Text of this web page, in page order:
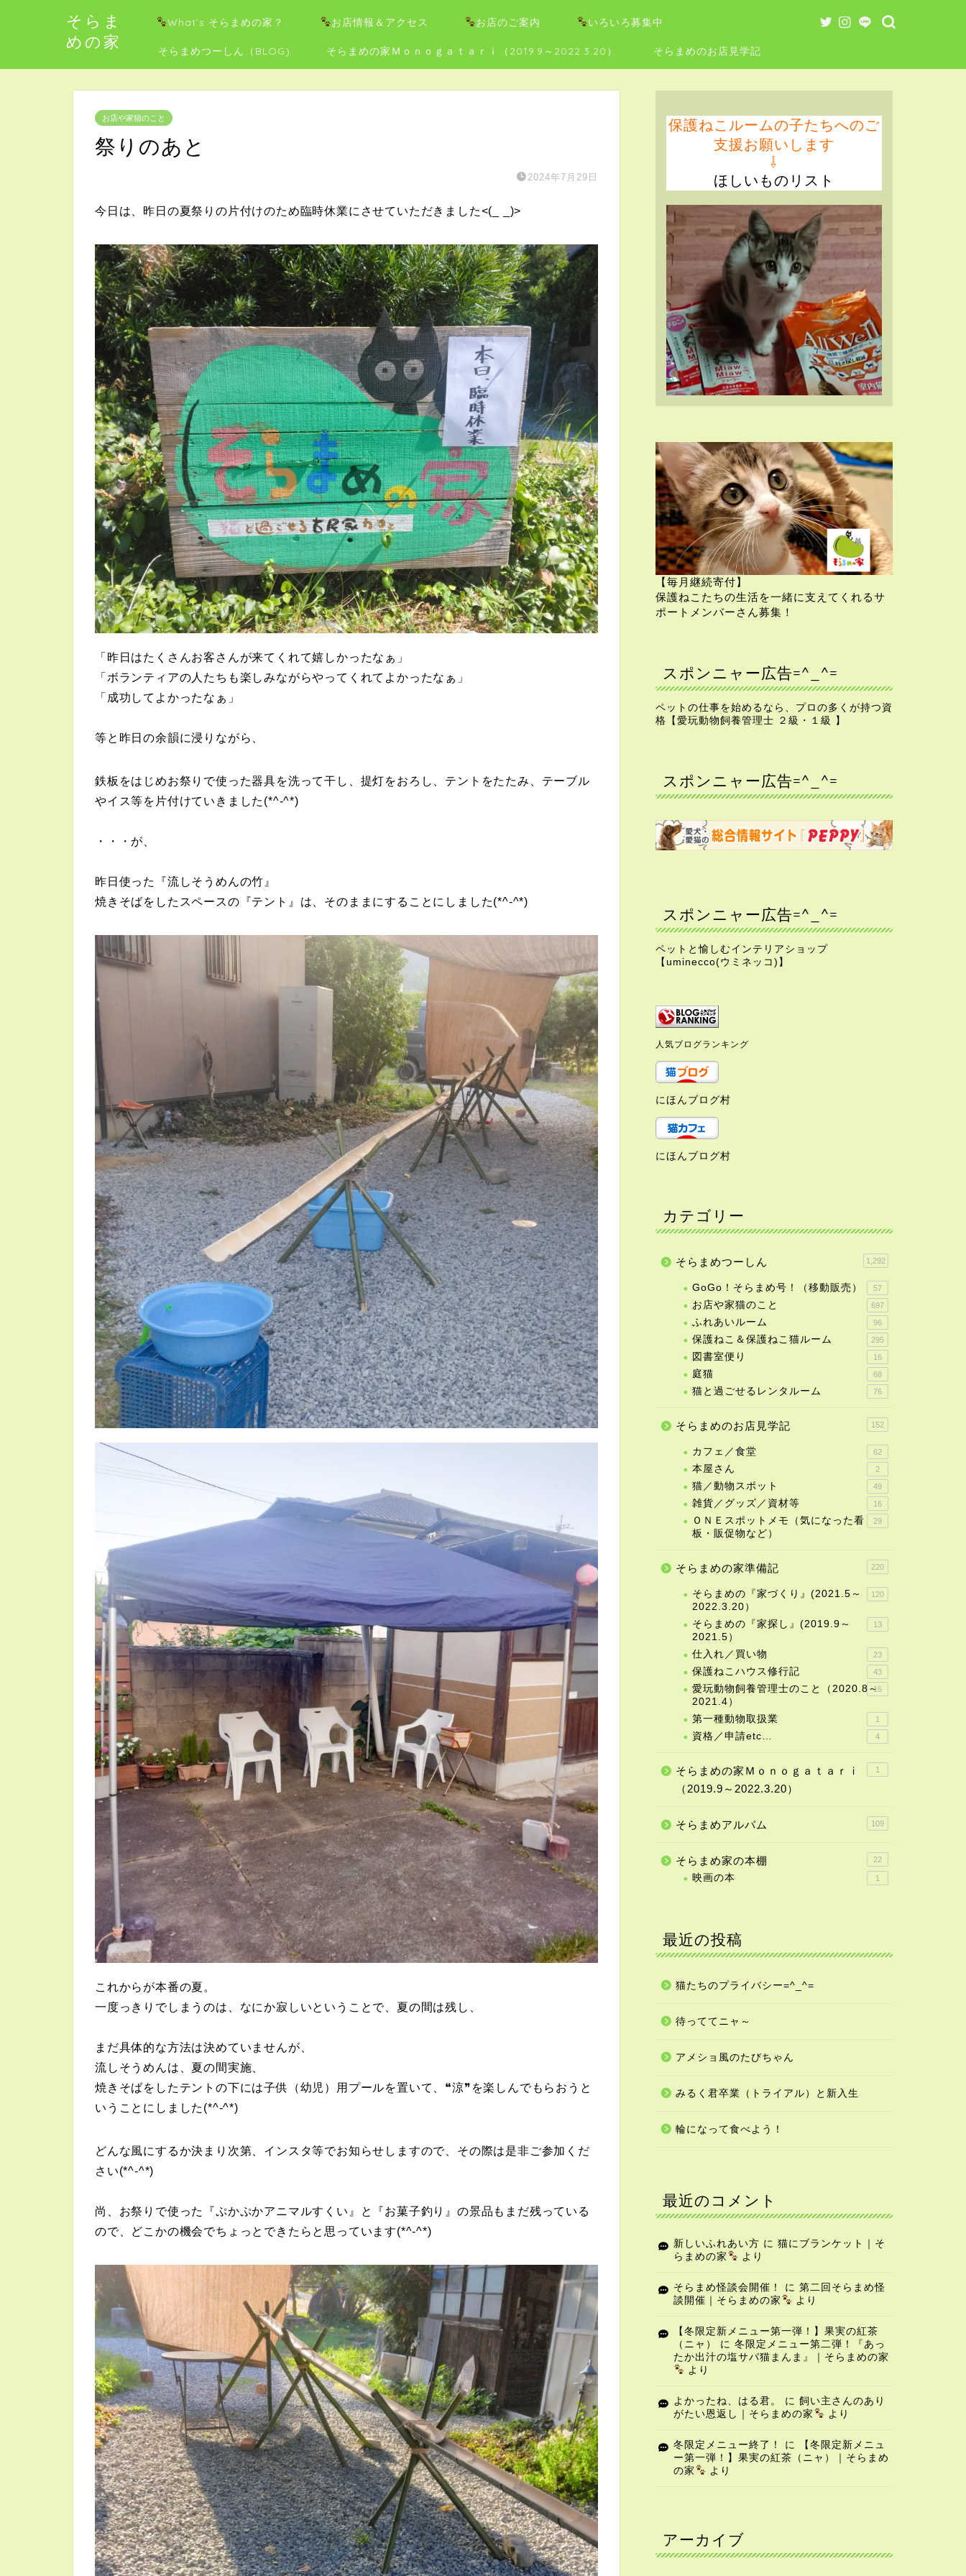
そらま
めの家
What’s そらまめの家？ お店情報＆アクセス お店のご案内 いろいろ募集中
そらまめつーしん（BLOG) そらまめの家Ｍｏｎｏｇａｔａｒｉ（2019.9～2022.3.20） そらまめのお店見学記
お店や家猫のこと
祭りのあと
2024年7月29日
今日は、昨日の夏祭りの片付けのため臨時休業にさせていただきました<(_ _)>
「昨日はたくさんお客さんが来てくれて嬉しかったなぁ」
「ボランティアの人たちも楽しみながらやってくれてよかったなぁ」
「成功してよかったなぁ」
等と昨日の余韻に浸りながら、
鉄板をはじめお祭りで使った器具を洗って干し、提灯をおろし、テントをたたみ、テーブル
やイス等を片付けていきました(*^-^*)
・・・が、
昨日使った『流しそうめんの竹』
焼きそばをしたスペースの『テント』は、そのままにすることにしました(*^-^*)
これからが本番の夏。
一度っきりでしまうのは、なにか寂しいということで、夏の間は残し、
まだ具体的な方法は決めていませんが、
流しそうめんは、夏の間実施、
焼きそばをしたテントの下には子供（幼児）用プールを置いて、 ❝涼❞ を楽しんでもらおうと
いうことにしました(*^-^*)
どんな風にするか決まり次第、インスタ等でお知らせしますので、その際は是非ご参加くだ
さい(*^-^*)
尚、お祭りで使った『ぷかぷかアニマルすくい』と『お菓子釣り』の景品もまだ残っている
ので、どこかの機会でちょっとできたらと思っています(*^-^*)
保護ねこルームの子たちへのご
支援お願いします
⇩
ほしいものリスト
【毎月継続寄付】
保護ねこたちの生活を一緒に支えてくれるサ
ポートメンバーさん募集！
スポンニャー広告=^_^=
ペットの仕事を始めるなら、プロの多くが持つ資
格【愛玩動物飼養管理士 ２級・１級 】
スポンニャー広告=^_^=
スポンニャー広告=^_^=
ペットと愉しむインテリアショップ
【uminecco(ウミネッコ)】
人気ブログランキング
にほんブログ村
にほんブログ村
カテゴリー
そらまめつーしん 1,292
GoGo！そらまめ号！（移動販売） 57
お店や家猫のこと 697
ふれあいルーム 96
保護ねこ＆保護ねこ猫ルーム 295
図書室便り 16
庭猫 68
猫と過ごせるレンタルーム 76
そらまめのお店見学記 152
カフェ／食堂 62
本屋さん 2
猫／動物スポット 49
雑貨／グッズ／資材等 16
ＯＮＥスポットメモ（気になった看
板・販促物など）
29
そらまめの家準備記 220
そらまめの『家づくり』(2021.5～
2022.3.20）
120
そらまめの『家探し』(2019.9～
2021.5）
13
仕入れ／買い物 23
保護ねこハウス修行記 43
愛玩動物飼養管理士のこと（2020.8～
2021.4）
16
第一種動物取扱業 1
資格／申請etc… 4
そらまめの家Ｍｏｎｏｇａｔａｒｉ
（2019.9～2022.3.20）
1
そらまめアルバム 109
そらまめ家の本棚 22
映画の本 1
最近の投稿
猫たちのプライバシー=^_^=
待っててニャ～
アメショ風のたびちゃん
みるく君卒業（トライアル）と新入生
輪になって食べよう！
最近のコメント
新しいふれあい方 に 猫にブランケット｜そ
らまめの家
より
そらまめ怪談会開催！ に 第二回そらまめ怪
談開催｜そらまめの家
より
【冬限定新メニュー第一弾！】果実の紅茶
（ニャ）
に 冬限定メニュー第二弾！『あっ
たか出汁の塩サバ猫まんま』｜そらまめの家
より
よかったね、はる君。 に 飼い主さんのあり
がたい恩返し｜そらまめの家
より
冬限定メニュー終了！ に
【冬限定新メニュ
ー第一弾！】果実の紅茶（ニャ）｜そらまめ
の家
より
アーカイブ